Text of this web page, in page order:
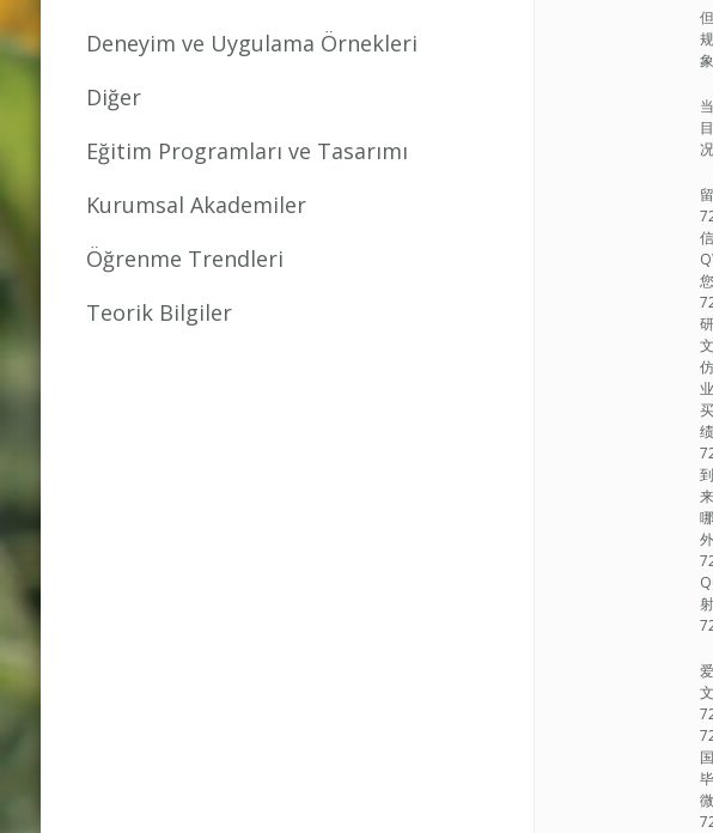
Deneyim ve Uygulama Örnekleri
Diğer
Eğitim Programları ve Tasarımı
Kurumsal Akademiler
Öğrenme Trendleri
Teorik Bilgiler